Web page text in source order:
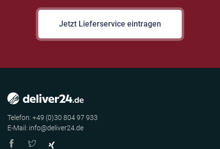
Jetzt Lieferservice eintragen
Telefon: +49 (0)30 804 97 933
E-Mail: info@deliver24.de